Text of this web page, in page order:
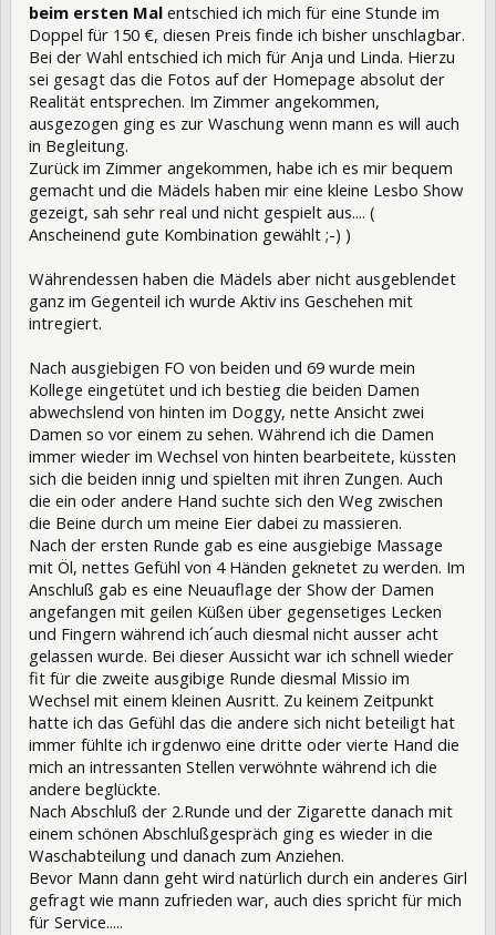
beim ersten Mal entschied ich mich für eine Stunde im
Doppel für 150 €, diesen Preis finde ich bisher unschlagbar.
Bei der Wahl entschied ich mich für Anja und Linda. Hierzu
sei gesagt das die Fotos auf der Homepage absolut der
Realität entsprechen. Im Zimmer angekommen,
ausgezogen ging es zur Waschung wenn mann es will auch
in Begleitung.
Zurück im Zimmer angekommen, habe ich es mir bequem
gemacht und die Mädels haben mir eine kleine Lesbo Show
gezeigt, sah sehr real und nicht gespielt aus.... (
Anscheinend gute Kombination gewählt ;-) )
Währendessen haben die Mädels aber nicht ausgeblendet
ganz im Gegenteil ich wurde Aktiv ins Geschehen mit
intregiert.
Nach ausgiebigen FO von beiden und 69 wurde mein
Kollege eingetütet und ich bestieg die beiden Damen
abwechslend von hinten im Doggy, nette Ansicht zwei
Damen so vor einem zu sehen. Während ich die Damen
immer wieder im Wechsel von hinten bearbeitete, küssten
sich die beiden innig und spielten mit ihren Zungen. Auch
die ein oder andere Hand suchte sich den Weg zwischen
die Beine durch um meine Eier dabei zu massieren.
Nach der ersten Runde gab es eine ausgiebige Massage
mit Öl, nettes Gefühl von 4 Händen geknetet zu werden. Im
Anschluß gab es eine Neuauflage der Show der Damen
angefangen mit geilen Küßen über gegensetiges Lecken
und Fingern während ich´auch diesmal nicht ausser acht
gelassen wurde. Bei dieser Aussicht war ich schnell wieder
fit für die zweite ausgibige Runde diesmal Missio im
Wechsel mit einem kleinen Ausritt. Zu keinem Zeitpunkt
hatte ich das Gefühl das die andere sich nicht beteiligt hat
immer fühlte ich irgdenwo eine dritte oder vierte Hand die
mich an intressanten Stellen verwöhnte während ich die
andere beglückte.
Nach Abschluß der 2.Runde und der Zigarette danach mit
einem schönen Abschlußgespräch ging es wieder in die
Waschabteilung und danach zum Anziehen.
Bevor Mann dann geht wird natürlich durch ein anderes Girl
gefragt wie mann zufrieden war, auch dies spricht für mich
für Service.....